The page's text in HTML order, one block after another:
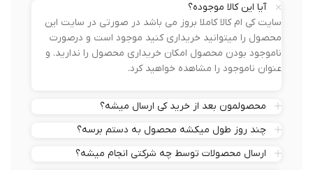
آیا این کالا موجوده؟
سایت کی ام کالا کاملا بروز می باشد در صورتی در سایت این
محصول را میتوانید خریداری کنید موجود است و درصورت
ناموجود بودن محصول امکان خریداری محصول را ندارید. و
عنوان ناموجود را مشاهده خواهید کرد.
محصولمون بعد از خرید کی ارسال میشه؟
چند روز طول میکشه محصول به دستم برسه؟
ارسال محصولات توسط چه شرکتی انجام میشه؟